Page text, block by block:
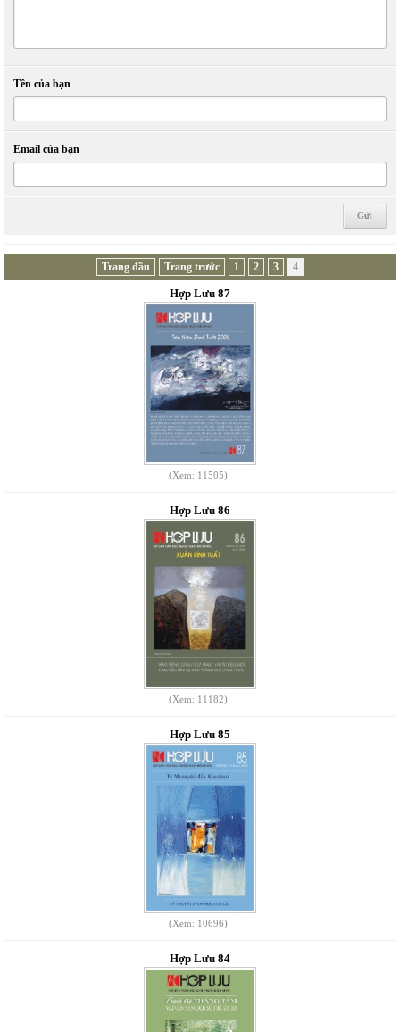
Tên của bạn
Email của bạn
Trang đầu Trang trước 1 2 3 4
Hợp Lưu 87
(Xem: 11505)
Hợp Lưu 86
(Xem: 11182)
Hợp Lưu 85
(Xem: 10696)
Hợp Lưu 84